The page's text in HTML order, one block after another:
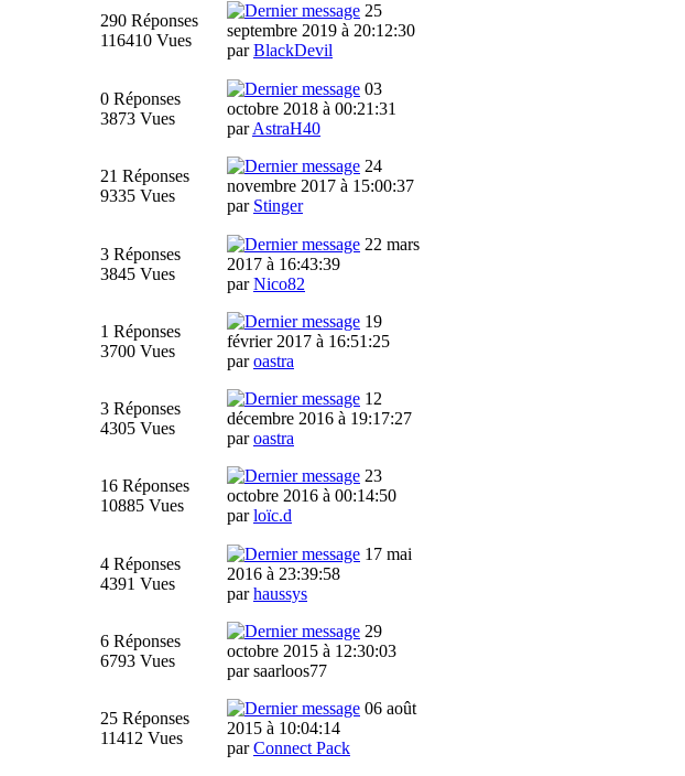
290 Réponses
116410 Vues
25
septembre 2019 à 20:12:30
parBlackDevil
0 Réponses
3873 Vues
03
octobre 2018 à 00:21:31
parAstraH40
21 Réponses
9335 Vues
24
novembre 2017 à 15:00:37
par Stinger
3 Réponses
3845 Vues
22 mars
2017 à 16:43:39
parNico82
1 Réponses
3700 Vues
19
février 2017 à 16:51:25
paroastra
3 Réponses
4305 Vues
12
décembre 2016 à 19:17:27
paroastra
16 Réponses
10885 Vues
23
octobre 2016 à 00:14:50
parloïc.d
4 Réponses
4391 Vues
17 mai
2016 à 23:39:58
parhaussys
6 Réponses
6793 Vues
29
octobre 2015 à 12:30:03
par saarloos77
25 Réponses
11412 Vues
06 août
2015 à 10:04:14
parConnect Pack